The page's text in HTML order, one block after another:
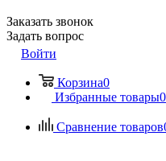
Заказать звонок
Задать вопрос
Войти
Корзина0
Избранные товары0
Сравнение товаров